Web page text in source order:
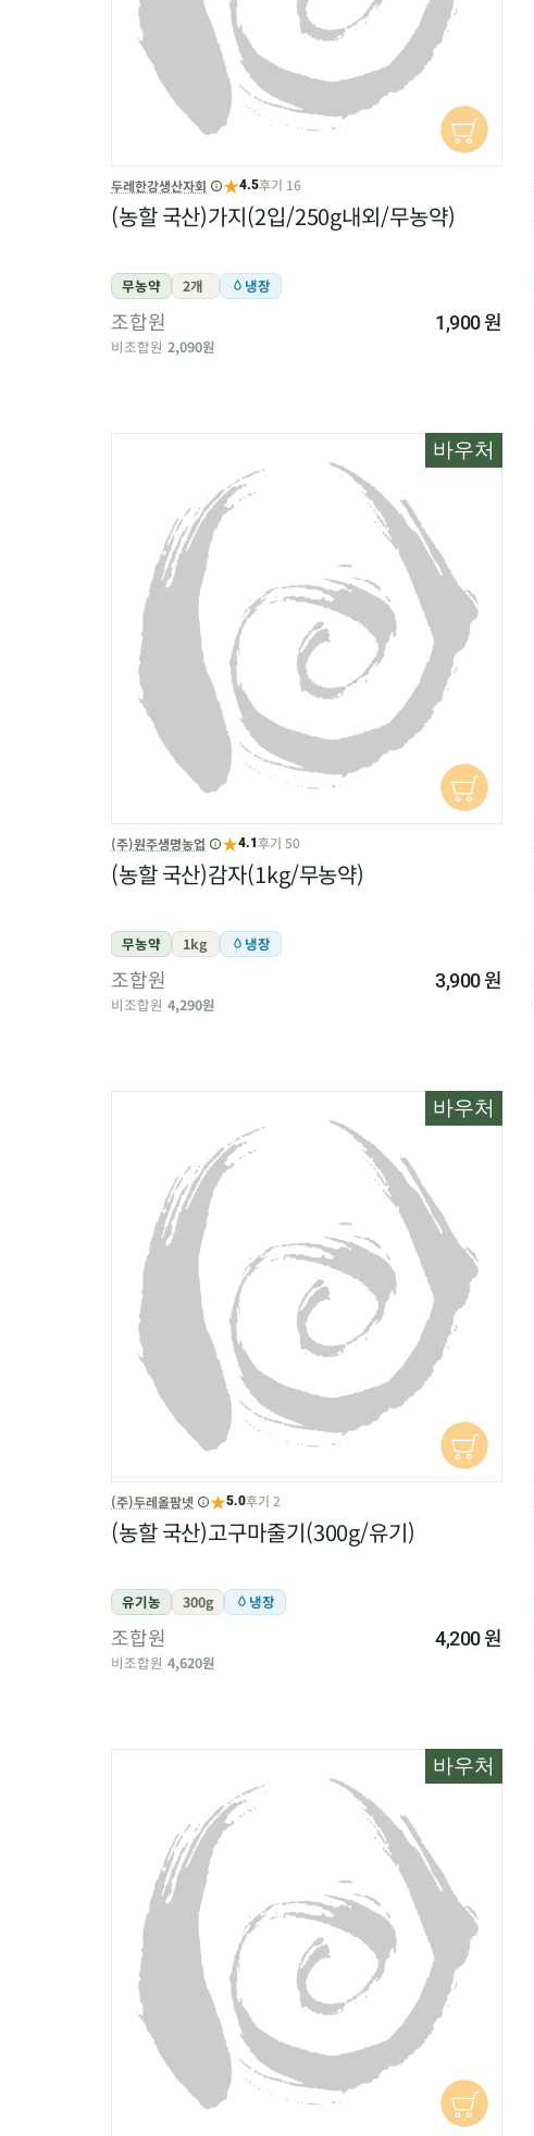
두레한강생산자회 ★4.5후기 16
(농할 국산)가지(2입/250g내외/무농약)
무농약 2개 냉장
조합원 1,900원
비조합원 2,090원
바우처
(주)원주생명농업 ★4.1 후기 50
(농할 국산)감자(1kg/무농약)
무농약 1kg 냉장
조합원 3,900원
비조합원 4,290원
바우처
(주)두레올팜넷 ★5.0후기 2
(농할 국산)고구마줄기(300g/유기)
유기농 300g 냉장
조합원 4,200원
비조합원 4,620원
바우처